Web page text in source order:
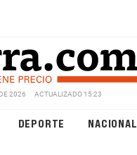
2026 ACTUALIZADO 15:23
DEPORTE NACIONAL